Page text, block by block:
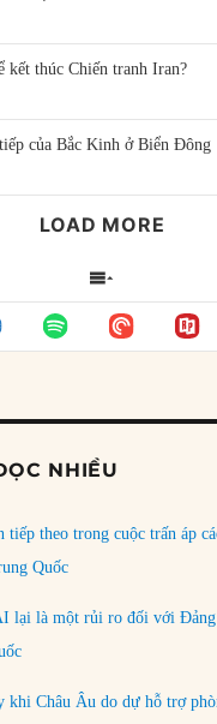
kết thúc Chiến tranh Iran?
của Bắc Kinh ở Biển Đông
LOAD MORE
SHOW
LIST
NHIỀU
tiếp theo trong cuộc trấn áp
Quốc
lại là một rủi ro đối với Đảng
khi Châu Âu do dự hỗ trợ